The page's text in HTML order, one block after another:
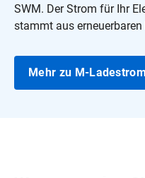
SWM. Der Strom für Ihr
stammt aus erneuerbaren
Mehr zu